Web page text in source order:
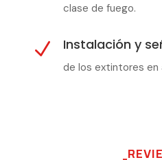
clase de fuego.
N Instalación y
de los extintores en